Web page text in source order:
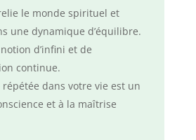
le monde spirituel et
une dynamique d’équilibre.
d’infini et de
continue.
répétée dans votre vie est un
et à la maîtrise